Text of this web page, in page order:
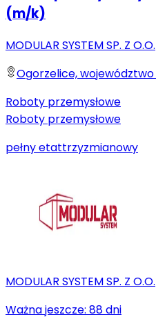
(m/k)
MODULAR SYSTEM SP. Z O.O.
Ogorzelice,
Roboty przemysłowe
Roboty przemysłowe
pełny etattrzyzmianowy
MODULAR SYSTEM SP. Z O.O.
Ważna jeszcze: 88dni